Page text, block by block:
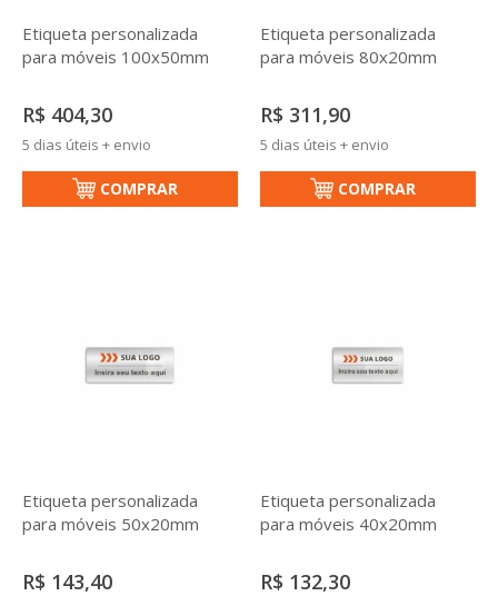
Etiqueta personalizada
para móveis 100x50mm
R$ 404,30
5 dias úteis + envio
COMPRAR
Etiqueta personalizada
para móveis 80x20mm
R$ 311,90
5 dias úteis + envio
COMPRAR
Etiqueta personalizada
para móveis 50x20mm
R$ 143,40
Etiqueta personalizada
para móveis 40x20mm
R$ 132,30